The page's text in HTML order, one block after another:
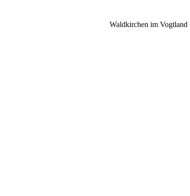
Waldkirchen im Vogtland